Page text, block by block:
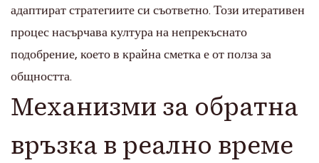
адаптират стратегиите си съответно. Този итеративен
процес насърчава култура на непрекъснато
подобрение, което в крайна сметка е от полза за
общността.
Механизми за обратна
връзка в реално време